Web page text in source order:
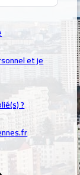
et je
?